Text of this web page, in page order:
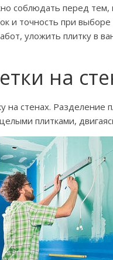
соблюдать перед тем,
и точность при
уложить плитку в
на
стенах. Разделение
плитками,